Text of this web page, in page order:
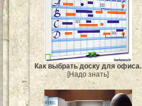
Как выбрать доску для офиса.
[Надо знать]